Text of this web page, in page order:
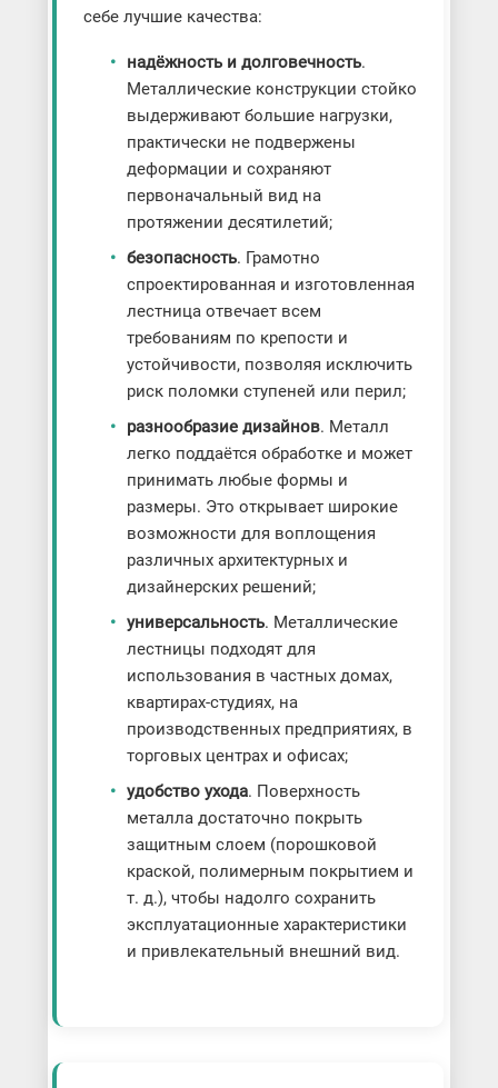
себе лучшие качества:
надёжность и долговечность.
Металлические конструкции стойко
выдерживают большие нагрузки,
практически не подвержены
деформации и сохраняют
первоначальный вид на
протяжении десятилетий;
безопасность. Грамотно
спроектированная и изготовленная
лестница отвечает всем
требованиям по крепости и
устойчивости, позволяя исключить
риск поломки ступеней или перил;
разнообразие дизайнов. Металл
легко поддаётся обработке и может
принимать любые формы и
размеры. Это открывает широкие
возможности для воплощения
различных архитектурных и
дизайнерских решений;
универсальность. Металлические
лестницы подходят для
использования в частных домах,
квартирах-студиях, на
производственных предприятиях, в
торговых центрах и офисах;
удобство ухода. Поверхность
металла достаточно покрыть
защитным слоем (порошковой
краской, полимерным покрытием и
т. д.), чтобы надолго сохранить
эксплуатационные характеристики
и привлекательный внешний вид.